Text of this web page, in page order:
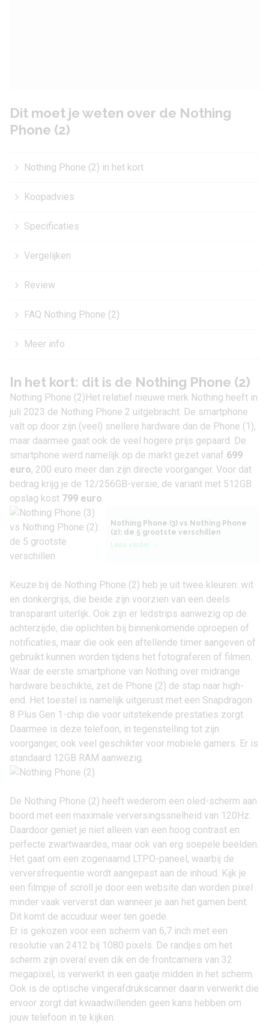
Dit moet je weten over de Nothing
Phone (2)
Nothing Phone (2) in het kort
Koopadvies
Specificaties
Vergelijken
Review
FAQ Nothing Phone (2)
Meer info
In het kort: dit is de Nothing Phone (2)
Nothing Phone (2)Het relatief nieuwe merk Nothing heeft in
juli 2023 de Nothing Phone 2 uitgebracht. De smartphone
valt op door zijn (veel) snellere hardware dan de Phone (1),
maar daarmee gaat ook de veel hogere prijs gepaard. De
smartphone werd namelijk op de markt gezet vanaf 699
euro, 200 euro meer dan zijn directe voorganger. Voor dat
bedrag krijg je de 12/256GB-versie, de variant met 512GB
opslag kost 799 euro.
Nothing Phone (3) vs Nothing Phone
(2): de 5 grootste verschillen
Lees verder
Keuze bij de Nothing Phone (2) heb je uit twee kleuren: wit
en donkergrijs, die beide zijn voorzien van een deels
transparant uiterlijk. Ook zijn er ledstrips aanwezig op de
achterzijde, die oplichten bij binnenkomende oproepen of
notificaties, maar die ook een aftellende timer aangeven of
gebruikt kunnen worden tijdens het fotograferen of filmen.
Waar de eerste smartphone van Nothing over midrange
hardware beschikte, zet de Phone (2) de stap naar high-
end. Het toestel is namelijk uitgerust met een Snapdragon
8 Plus Gen 1-chip die voor uitstekende prestaties zorgt.
Daarmee is deze telefoon, in tegenstelling tot zijn
voorganger, ook veel geschikter voor mobiele gamers. Er is
standaard 12GB RAM aanwezig.
De Nothing Phone (2) heeft wederom een oled-scherm aan
boord met een maximale verversingssnelheid van 120Hz.
Daardoor geniet je niet alleen van een hoog contrast en
perfecte zwartwaardes, maar ook van erg soepele beelden.
Het gaat om een zogenaamd LTPO-paneel, waarbij de
verversfrequentie wordt aangepast aan de inhoud. Kijk je
een filmpje of scroll je door een website dan worden pixel
minder vaak ververst dan wanneer je aan het gamen bent.
Dit komt de accuduur weer ten goede.
Er is gekozen voor een scherm van 6,7 inch met een
resolutie van 2412 bij 1080 pixels. De randjes om het
scherm zijn overal even dik en de frontcamera van 32
megapixel, is verwerkt in een gaatje midden in het scherm.
Ook is de optische vingerafdrukscanner daarin verwerkt die
ervoor zorgt dat kwaadwillenden geen kans hebben om
jouw telefoon in te kijken.